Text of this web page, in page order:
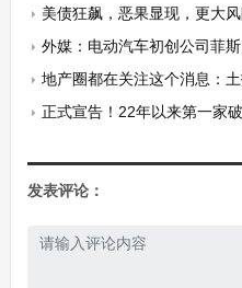
美债狂飙，恶果显现，更大风险
外媒：电动汽车初创公司菲
地产圈都在关注这个消息：土拍限
正式宣告！22年以来第一家破
发表评论：